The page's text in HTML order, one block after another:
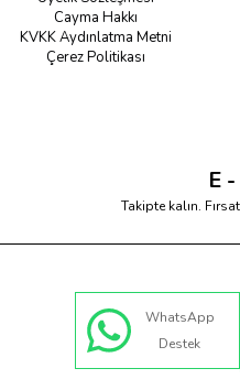
Cayma Hakkı
KVKK Aydınlatma Metni
Çerez Politikası
E
Takipte kalın.
WhatsApp
Destek